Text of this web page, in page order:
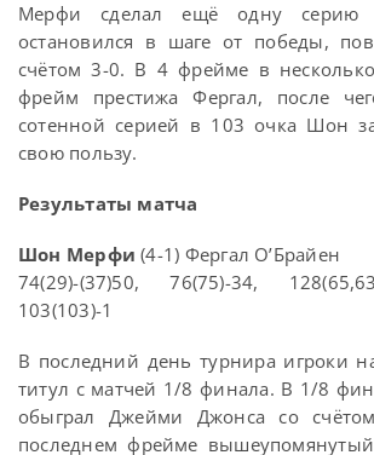
Мерфи сделал ещё одну
остановился в шаге от победы,
счётом 3-0. В 4 фрейме в
фрейм престижа Фергал, после
сотенной серией в 103 очка Шон
свою пользу.
Результаты матча
Шон Мерфи (4-1) Фергал О’Брайен
74(29)-(37)50, 76(75)-34,
103(103)-1
В последний день турнира игроки
титул с матчей 1/8 финала. В 1/8
обыграл Джейми Джонса со
последнем фрейме